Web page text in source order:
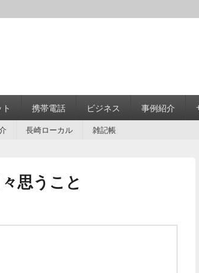
携帯電話 ビジネス 事例紹介
長崎ローカル 雑記帳
思うこと